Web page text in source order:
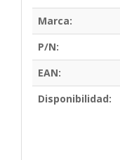
Marca:
P/N:
EAN:
Disponibilidad: